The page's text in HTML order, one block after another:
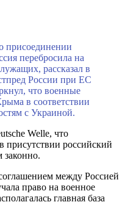
присоединении
перебросила на
рассказал в
России при ЕС
что военные
в соответствии
с Украиной.
Welle, что
российский
законно.
между Россией
право на военное
главная база